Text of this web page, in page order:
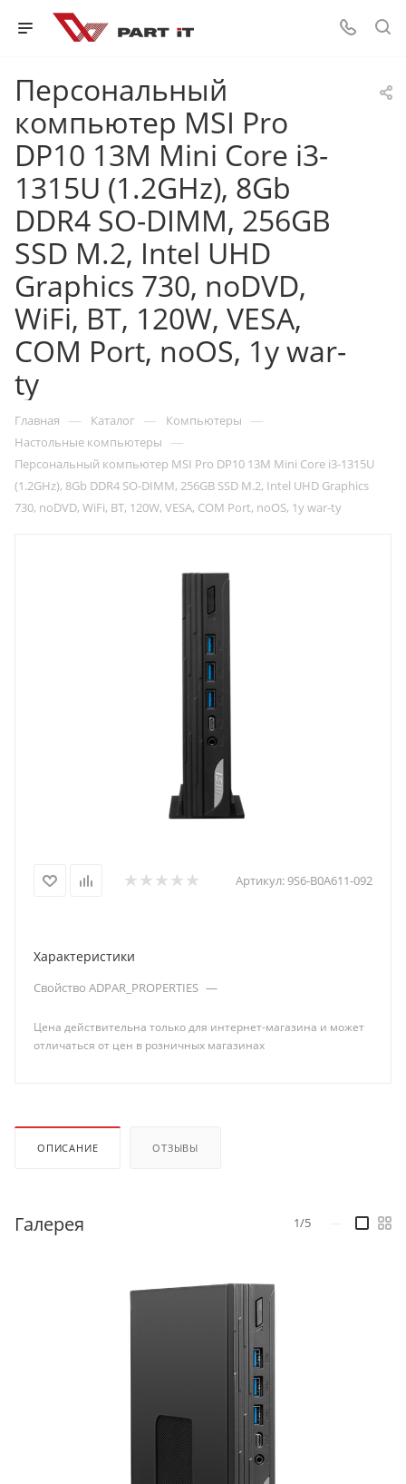
Персональный
компьютер MSI Pro
DP10 13M Mini Core i3-
1315U (1.2GHz), 8Gb
DDR4 SO-DIMM, 256GB
SSD M.2, Intel UHD
Graphics 730, noDVD,
WiFi, BT, 120W, VESA,
COM Port, noOS, 1y war-
ty
Главная — Каталог — Компьютеры —
Настольные компьютеры —
Персональный компьютер MSI Pro DP10 13M Mini Core i3-1315U
(1.2GHz), 8Gb DDR4 SO-DIMM, 256GB SSD M.2, Intel UHD Graphics
730, noDVD, WiFi, BT, 120W, VESA, COM Port, noOS, 1y war-ty
Артикул:9S6-B0A611-092
Характеристики
Свойство ADPAR_PROPERTIES —
Цена действительна только для интернет-магазина и может
отличаться от цен в розничных магазинах
ОПИСАНИЕ ОТЗЫВЫ
Галерея 1/5